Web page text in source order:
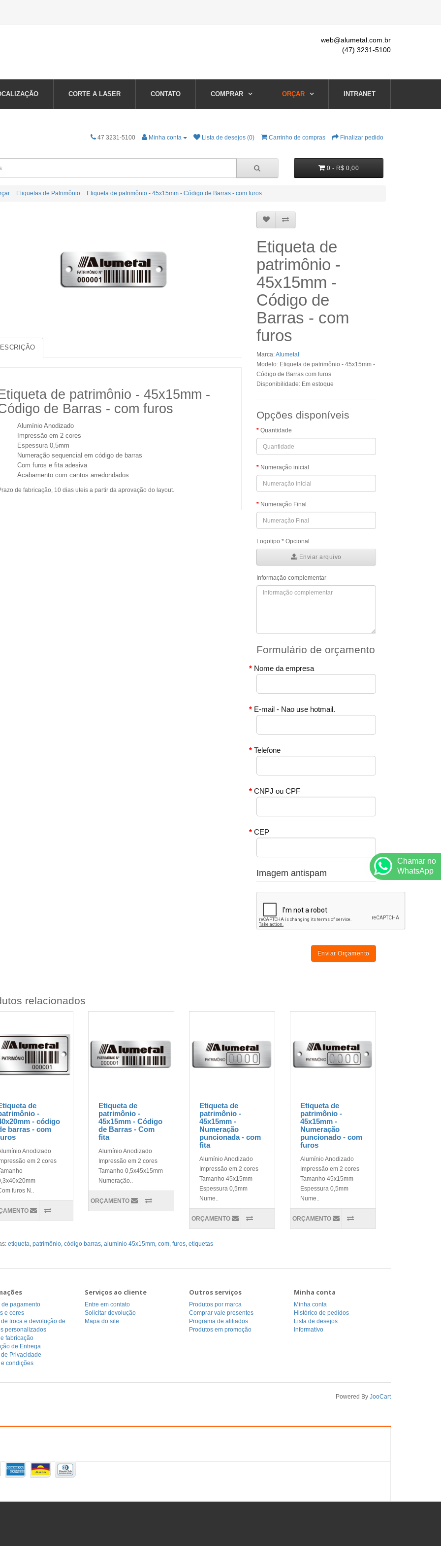
web@alumetal.com.br
(47) 3231-5100
CORTE A LASER CONTATO COMPRAR ORÇAR INTRANET
47 3231-5100 Minha conta Lista de desejos (0) Carrinho de compras Finalizar pedido
0 - R$ 0,00
Etiquetas de Patrimônio Etiqueta de patrimônio - 45x15mm - Código de Barras - com furos
de patrimônio - 45x15mm -
de Barras - com furos
Alumínio Anodizado
Impressão em 2 cores
Espessura 0,5mm
Numeração sequencial em código de barras
Com furos e fita adesiva
Acabamento com cantos arredondados
de fabricação, 10 dias uteis a partir da aprovação do layout.
Etiqueta de
patrimônio -
45x15mm -
Código de
Barras - com
furos
Marca:Alumetal
Modelo: Etiqueta de patrimônio - 45x15mm -
Código de Barras com furos
Disponibilidade: Em estoque
Opções disponíveis
Quantidade
Numeração inicial
Numeração Final
Logotipo * Opcional
Enviar arquivo
Informação complementar
Formulário de orçamento
Nome da empresa
E-mail - Nao use hotmail.
Telefone
CNPJ ou CPF
CEP
Imagem antispam
Enviar Orçamento
relacionados
de
-
- código
barras - com
Anodizado
em 2 cores
furos N..
Etiqueta de
patrimônio -
45x15mm - Código
de Barras - Com
fita
Alumínio Anodizado
Impressão em 2 cores
Tamanho 0,5x45x15mm
Numeração..
ORÇAMENTO
Etiqueta de
patrimônio -
45x15mm -
Numeração
puncionada - com
fita
Alumínio Anodizado
Impressão em 2 cores
Tamanho 45x15mm
Espessura 0,5mm
Nume..
ORÇAMENTO
Etiqueta de
patrimônio -
45x15mm -
Numeração
puncionado - com
furos
Alumínio Anodizado
Impressão em 2 cores
Tamanho 45x15mm
Espessura 0,5mm
Nume..
ORÇAMENTO
etiqueta, patrimônio, código barras, alumínio 45x15mm, com, furos, etiquetas
de pagamento
e cores
troca e devolução de
personalizados
fabricação
de Entrega
Privacidade
e condições
Serviços ao cliente
Entre em contato
Solicitar devolução
Mapa do site
Outros serviços
Produtos por marca
Comprar vale presentes
Programa de afiliados
Produtos em promoção
Minha conta
Minha conta
Histórico de pedidos
Lista de desejos
Informativo
Powered By JooCart
Chamar no
WhatsApp